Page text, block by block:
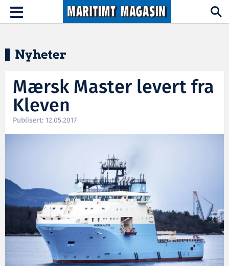
Hopp til hovedinnhold
Toggle
navigation
Nyheter
Mærsk Master levert fra
Kleven
Publisert: 12.05.2017